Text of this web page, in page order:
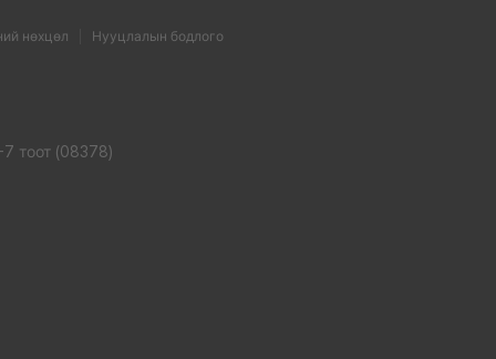
нөхцөл Нууцлалын бодлого
тоот (08378)